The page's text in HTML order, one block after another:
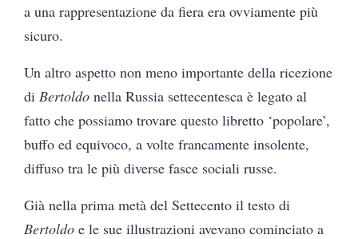
a una rappresentazione da fiera era ovviamente più
sicuro.
Un altro aspetto non meno importante della ricezione
di Bertoldo nella Russia settecentesca è legato al
fatto che possiamo trovare questo libretto ‘popolare’,
buffo ed equivoco, a volte francamente insolente,
diffuso tra le più diverse fasce sociali russe.
Già nella prima metà del Settecento il testo di
Bertoldo e le sue illustrazioni avevano cominciato a